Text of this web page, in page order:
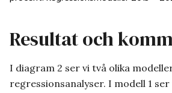
Resultat och
I diagram 2 ser vi två olika
regressionsanalyser. I modell 1